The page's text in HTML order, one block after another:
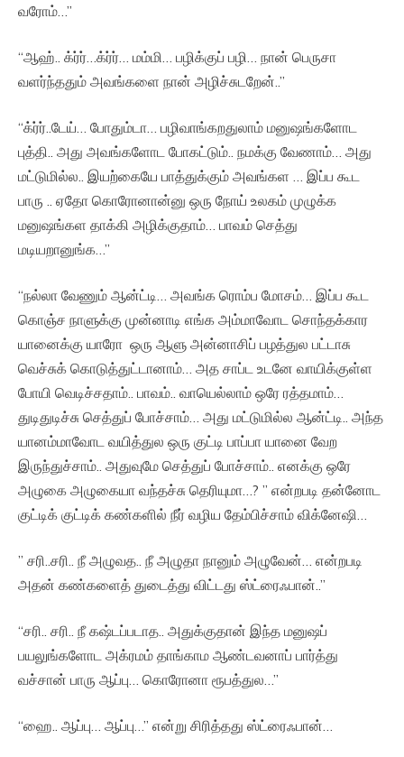
வரோம்…”
“ஆஹ்.. க்ர்ர்…க்ர்ர்… மம்மி… பழிக்குப் பழி… நான் பெருசா
வளர்ந்ததும் அவங்களை நான் அழிச்சுடறேன்..”
“க்ர்ர்..டேய்… போதும்டா… பழிவாங்கறதுலாம் மனுஷங்களோட
புத்தி.. அது அவங்களோட போகட்டும்.. நமக்கு வேணாம்… அது
மட்டுமில்ல.. இயற்கையே பாத்துக்கும் அவங்கள … இப்ப கூட
பாரு .. ஏதோ கொரோனான்னு ஒரு நோய் உலகம் முழுக்க
மனுஷங்கள தாக்கி அழிக்குதாம்… பாவம் செத்து
மடியறானுங்க…”
“நல்லா வேணும் ஆன்ட்டி… அவங்க ரொம்ப மோசம்… இப்ப கூட
கொஞ்ச நாளுக்கு முன்னாடி எங்க அம்மாவோட சொந்தக்கார
யானைக்கு யாரோ ஒரு ஆளு அன்னாசிப் பழத்துல பட்டாசு
வெச்சுக் கொடுத்துட்டானாம்… அத சாப்ட உடனே வாயிக்குள்ள
போயி வெடிச்சதாம்.. பாவம்.. வாயெல்லாம் ஒரே ரத்தமாம்…
துடிதுடிச்சு செத்துப் போச்சாம்… அது மட்டுமில்ல ஆன்ட்டி.. அந்த
யானம்மாவோட வயித்துல ஒரு குட்டி பாப்பா யானை வேற
இருந்துச்சாம்.. அதுவுமே செத்துப் போச்சாம்.. எனக்கு ஒரே
அழுகை அழுகையா வந்தச்சு தெரியுமா…? ” என்றபடி தன்னோட
குட்டிக் குட்டிக் கண்களில் நீர் வழிய தேம்பிச்சாம் விக்னேஷி…
” சரி..சரி.. நீ அழுவத.. நீ அழுதா நானும் அழுவேன்… என்றபடி
அதன் கண்களைத் துடைத்து விட்டது ஸ்ட்ரைஃபான்..”
“சரி.. சரி.. நீ கஷ்டப்படாத.. அதுக்குதான் இந்த மனுஷப்
பயலுங்களோட அக்ரமம் தாங்காம ஆண்டவனாப் பார்த்து
வச்சான் பாரு ஆப்பு… கொரோனா ரூபத்துல…”
“ஹை.. ஆப்பு… ஆப்பு…” என்று சிரித்தது ஸ்ட்ரைஃபான்…